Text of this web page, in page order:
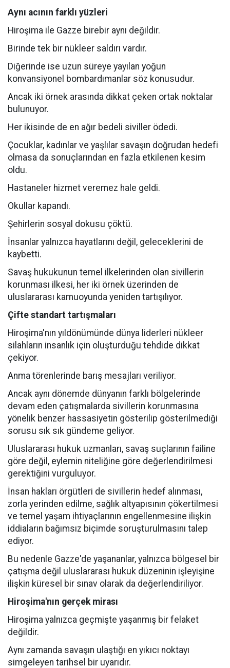
Aynı acının farklı yüzleri
Hiroşima ile Gazze birebir aynı değildir.
Birinde tek bir nükleer saldırı vardır.
Diğerinde ise uzun süreye yayılan yoğun
konvansiyonel bombardımanlar söz konusudur.
Ancak iki örnek arasında dikkat çeken ortak noktalar
bulunuyor.
Her ikisinde de en ağır bedeli siviller ödedi.
Çocuklar, kadınlar ve yaşlılar savaşın doğrudan hedefi
olmasa da sonuçlarından en fazla etkilenen kesim
oldu.
Hastaneler hizmet veremez hale geldi.
Okullar kapandı.
Şehirlerin sosyal dokusu çöktü.
İnsanlar yalnızca hayatlarını değil, geleceklerini de
kaybetti.
Savaş hukukunun temel ilkelerinden olan sivillerin
korunması ilkesi, her iki örnek üzerinden de
uluslararası kamuoyunda yeniden tartışılıyor.
Çifte standart tartışmaları
Hiroşima'nın yıldönümünde dünya liderleri nükleer
silahların insanlık için oluşturduğu tehdide dikkat
çekiyor.
Anma törenlerinde barış mesajları veriliyor.
Ancak aynı dönemde dünyanın farklı bölgelerinde
devam eden çatışmalarda sivillerin korunmasına
yönelik benzer hassasiyetin gösterilip gösterilmediği
sorusu sık sık gündeme geliyor.
Uluslararası hukuk uzmanları, savaş suçlarının failine
göre değil, eylemin niteliğine göre değerlendirilmesi
gerektiğini vurguluyor.
İnsan hakları örgütleri de sivillerin hedef alınması,
zorla yerinden edilme, sağlık altyapısının çökertilmesi
ve temel yaşam ihtiyaçlarının engellenmesine ilişkin
iddiaların bağımsız biçimde soruşturulmasını talep
ediyor.
Bu nedenle Gazze'de yaşananlar, yalnızca bölgesel bir
çatışma değil uluslararası hukuk düzeninin işleyişine
ilişkin küresel bir sınav olarak da değerlendiriliyor.
Hiroşima'nın gerçek mirası
Hiroşima yalnızca geçmişte yaşanmış bir felaket
değildir.
Aynı zamanda savaşın ulaştığı en yıkıcı noktayı
simgeleyen tarihsel bir uyarıdır.